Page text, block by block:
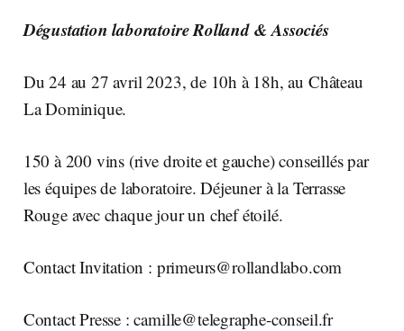
Dégustation laboratoire Rolland & Associés
Du 24 au 27 avril 2023, de 10h à 18h, au Château
La Dominique.
150 à 200 vins (rive droite et gauche) conseillés par
les équipes de laboratoire. Déjeuner à la Terrasse
Rouge avec chaque jour un chef étoilé.
Contact Invitation : primeurs@rollandlabo.com
Contact Presse :camille@telegraphe-conseil.fr